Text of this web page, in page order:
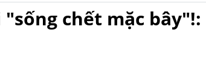
"sống chết mặc